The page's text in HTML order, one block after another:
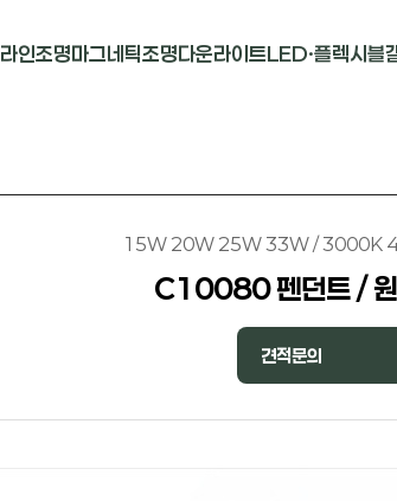
라인조명
펜던트
마그네틱조명
M2824R
다운라이트
사각 COB
LED·플렉시블
바리솔PCB
15W 20W 25W 33W / 3000K
C10080 펜던트 /
견적문의